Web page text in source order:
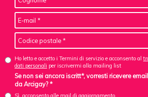
Ho letto e accetto i Termini di servizio e acconsento al
dati personali per iscrivermi alla mailing list
Se non sei ancora iscritt*, vorresti ricevere
da Arcigay? *